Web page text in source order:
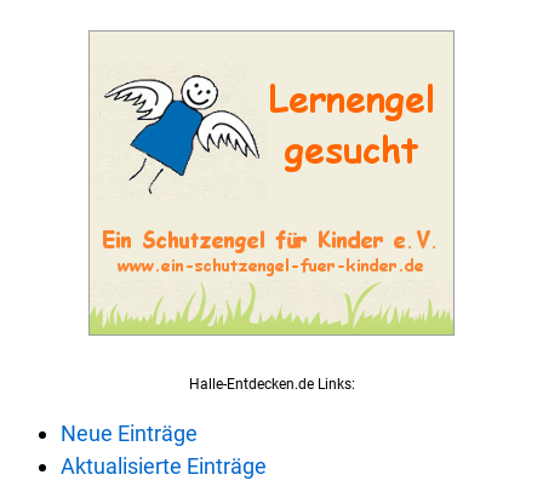
Halle-Entdecken.de Links:
Neue Einträge
Aktualisierte Einträge